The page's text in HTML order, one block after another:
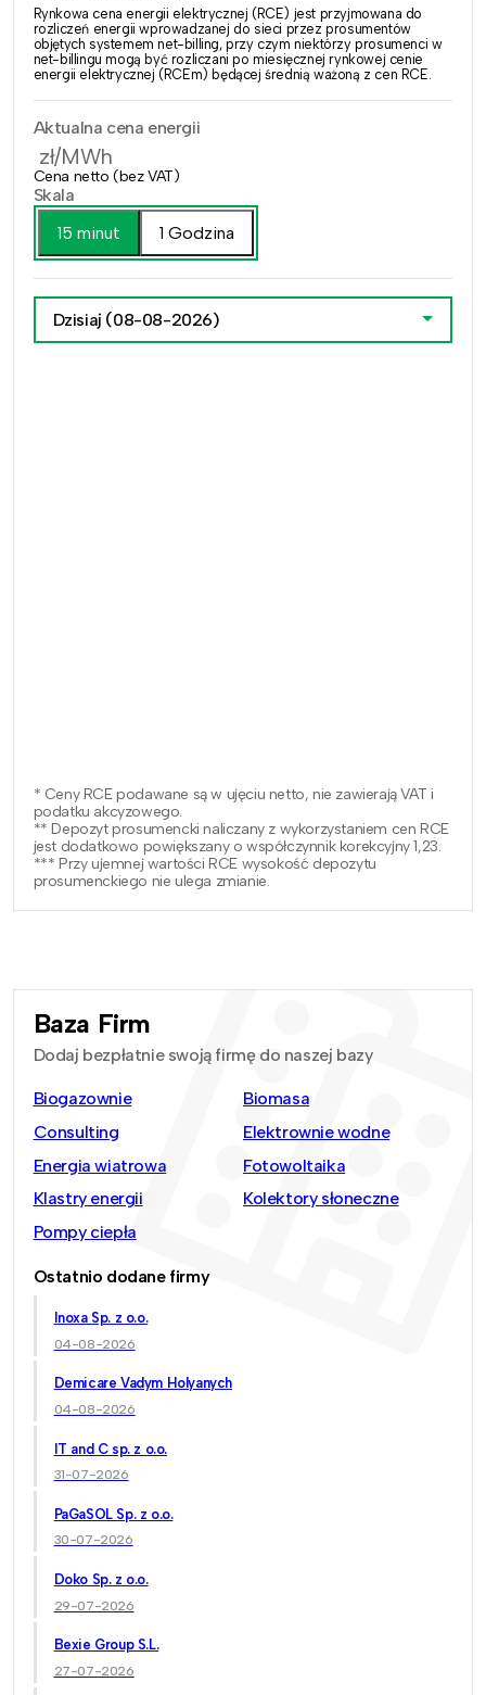
Rynkowa cena energii elektrycznej (RCE) jest przyjmowana do
rozliczeń energii wprowadzanej do sieci przez prosumentów
objętych systemem net-billing, przy czym niektórzy prosumenci w
net-billingu mogą być rozliczani po miesięcznej rynkowej cenie
energii elektrycznej (RCEm) będącej średnią ważoną z cen RCE.
Aktualna cena energii
zł/MWh
Cena netto (bez VAT)
Skala
15 minut
1 Godzina
Dzisiaj (08-08-2026)
* Ceny RCE podawane są w ujęciu netto, nie zawierają VAT i
podatku akcyzowego.
** Depozyt prosumencki naliczany z wykorzystaniem cen RCE
jest dodatkowo powiększany o współczynnik korekcyjny 1,23.
*** Przy ujemnej wartości RCE wysokość depozytu
prosumenckiego nie ulega zmianie.
Baza Firm
Dodaj bezpłatnie swoją firmę do naszej bazy
Biogazownie
Biomasa
Consulting
Elektrownie wodne
Energia wiatrowa
Fotowoltaika
Klastry energii
Kolektory słoneczne
Pompy ciepła
Ostatnio dodane firmy
Inoxa Sp. z o.o.
04-08-2026
Demicare Vadym Holyanych
04-08-2026
IT and C sp. z o.o.
31-07-2026
PaGaSOL Sp. z o.o.
30-07-2026
Doko Sp. z o.o.
29-07-2026
Bexie Group S.L.
27-07-2026